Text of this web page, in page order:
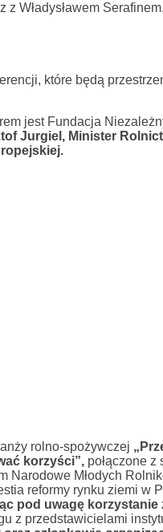
Władysławem
które będą
jest Fundacja
Jurgiel, Minister
rolno-spożywczej
korzyści”,połączone z
Narodowe Młodych
reformy rynku ziemi w
pod uwagę korzystanie
z przedstawicielami